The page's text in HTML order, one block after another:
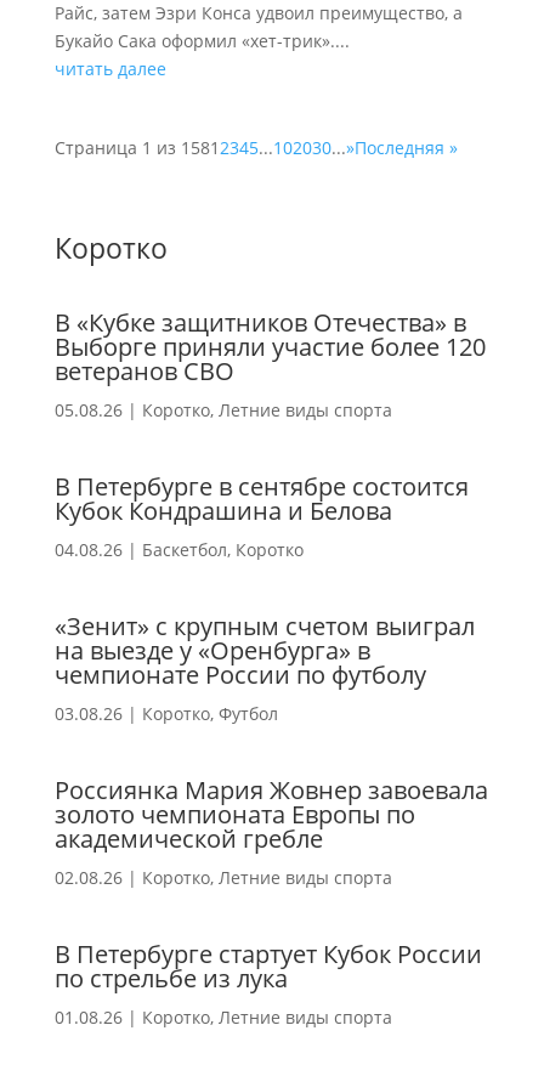
Райс, затем Эзри Конса удвоил преимущество, а
Букайо Сака оформил «хет-трик»....
читать далее
Страница 1 из 15812345...102030...»Последняя »
Коротко
В «Кубке защитников Отечества» в
Выборге приняли участие более 120
ветеранов СВО
05.08.26| Коротко, Летние виды спорта
В Петербурге в сентябре состоится
Кубок Кондрашина и Белова
04.08.26| Баскетбол, Коротко
«Зенит» с крупным счетом выиграл
на выезде у «Оренбурга» в
чемпионате России по футболу
03.08.26| Коротко, Футбол
Россиянка Мария Жовнер завоевала
золото чемпионата Европы по
академической гребле
02.08.26| Коротко, Летние виды спорта
В Петербурге стартует Кубок России
по стрельбе из лука
01.08.26| Коротко, Летние виды спорта